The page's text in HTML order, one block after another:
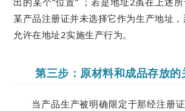
某产品注册证并未选择它作为生产地址
允许在地址2实施生产行为。
第三步：原材料和成品存放的
当产品生产被明确限定于那经注册